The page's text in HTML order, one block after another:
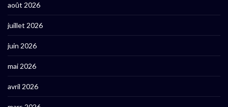
août 2026
juillet 2026
juin 2026
mai 2026
avril 2026